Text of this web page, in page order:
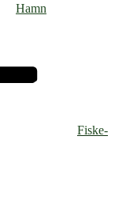
Hamn
Fiske-